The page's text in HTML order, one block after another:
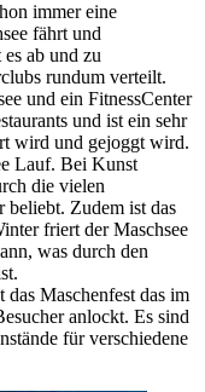
immer eine
fährt und
ab und zu
rundum verteilt.
und ein FitnessCenter
und ist ein sehr
wird und gejoggt wird.
Lauf. Bei Kunst
die vielen
beliebt. Zudem ist das
friert der Maschsee
was durch den
das Maschenfest das im
anlockt. Es sind
für verschiedene